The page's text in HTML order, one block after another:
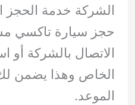
الشركة خدمة
حجز سيارة تاكسي
الاتصال بالشركة أو
الخاص وهذا يضمن
الموعد.